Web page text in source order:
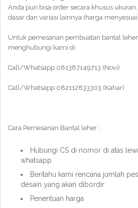
Anda pun bisa order secara khusus
dasar dan variasi lainnya (harga
Untuk pemesanan pembuatan bantal
menghubungi kami di
Call/Whatsapp 081387149713 (Novi)
Call/Whatsapp 082112833303 (Kahar)
Cara Pemesanan Bantal leher ;
Hubungi CS di nomor di atas
whatsapp
Beritahu kami rencana jumlah
desain yang akan dibordir
Penentuan harga